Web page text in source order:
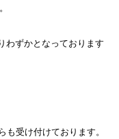
わずかとなっております
も受け付けております。